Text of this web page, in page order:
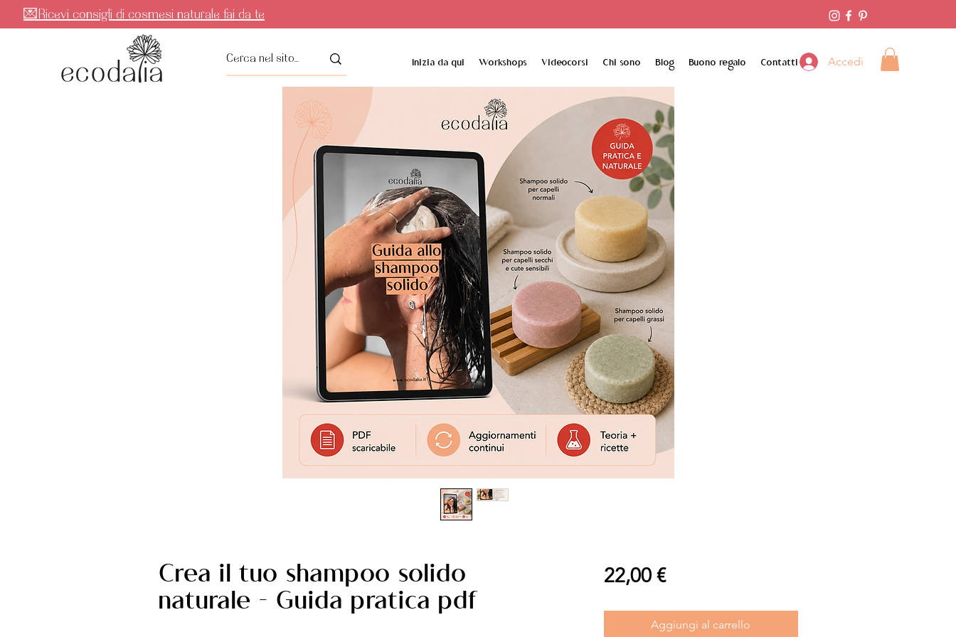
💌Ricevi consigli di cosmesi naturale fai da te
Inizia da qui Workshops Videocorsi Chi sono Blog Buono regalo Contatti Accedi
Crea il tuo shampoo solido
naturale - Guida pratica pdf
22,00 €Prezzo
Aggiungi al carrello